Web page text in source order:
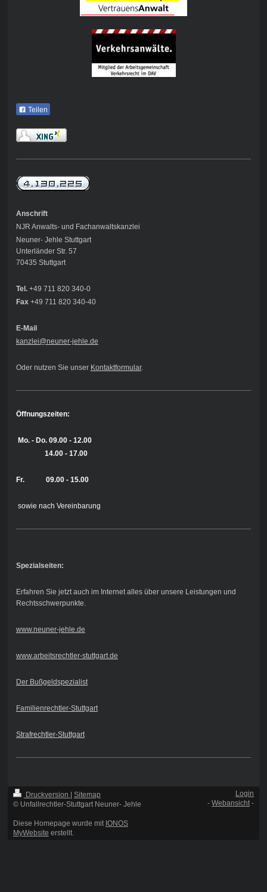
Teilen
Anschrift
NJR Anwalts- und Fachanwaltskanzlei
Neuner- Jehle Stuttgart
Unterländer Str. 57
70435 Stuttgart
Tel.+49 711 820 340-0
Fax+49 711 820 340-40
E-Mail
kanzlei@neuner-jehle .de
Oder nutzen Sie unser Kontaktformular.
Öffnungszeiten:
Mo. - Do. 09.00 - 12.00
14.00 - 17.00
Fr. 09.00 - 15.00
sowie nach Vereinbarung
Spezialseiten:
Erfahren Sie jetzt auch im Internet alles über unsere Leistungen und
Rechtsschwerpunkte.
www.neuner-jehle.de
www.arbeitsrechtler-stuttgart.de
Der Bußgeldspezialist
Familienrechtler-Stuttgart
Strafrechtler-Stuttgart
Druckversion
Sitemap
© Unfallrechtler-Stuttgart Neuner- Jehle
Diese Homepage wurde mit IONOS
MyWebsite erstellt.
Login
-Webansicht-